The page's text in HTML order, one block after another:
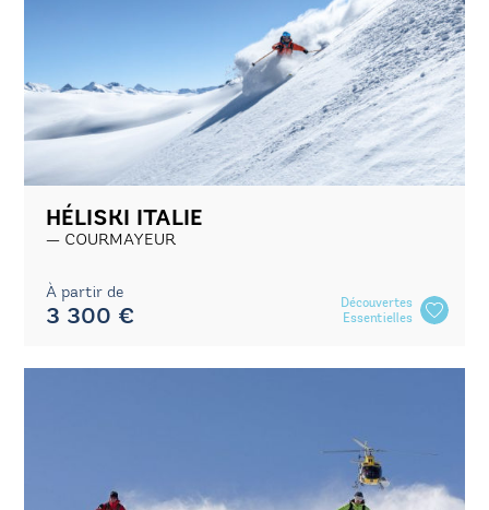
HÉLISKI ITALIE
COURMAYEUR
À partir de
3 300 €
Découvertes
Essentielles